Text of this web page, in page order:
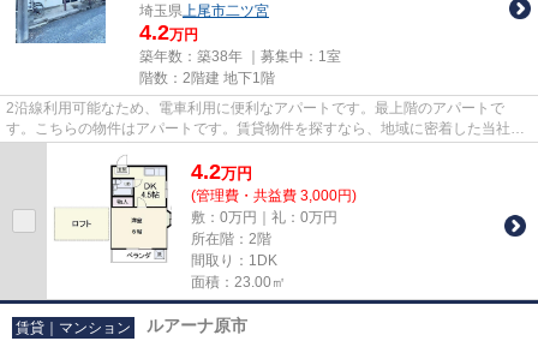
埼玉県上尾市二ツ宮
4.2万円
築年数：築38年 ｜募集中： 1室
階数：2階建 地下1階
2沿線利用可能なため、電車利用に便利なアパートです。最上階のアパートで
す。こちらの物件はアパートです。賃貸物件を探すなら、地域に密着した当社に
4.2万円
(管理費・共益費 3,000円)
敷：0万円｜礼：0万円
所在階：2階
間取り：1DK
面積：23.00㎡
賃貸｜マンション ルアーナ原市